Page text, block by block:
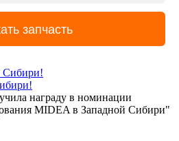
награду в номинации
MIDEA в Западной Сибири"